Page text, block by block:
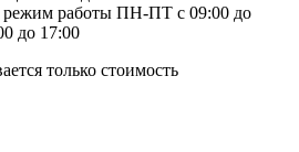
режим работы ПН-ПТ с 09:00 до
до 17:00
только стоимость